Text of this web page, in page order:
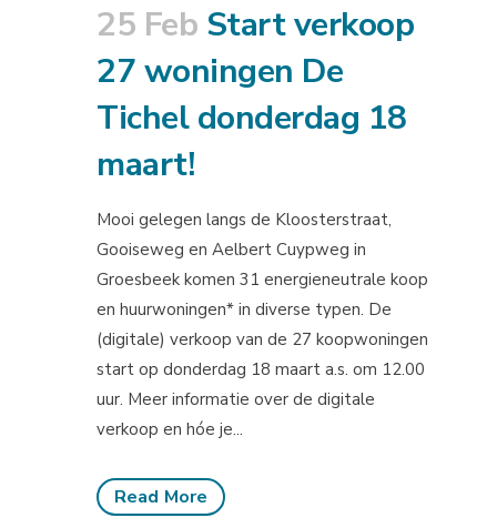
25 Feb Start verkoop
27 woningen De
Tichel donderdag 18
maart!
Mooi gelegen langs de Kloosterstraat,
Gooiseweg en Aelbert Cuypweg in
Groesbeek komen 31 energieneutrale koop
en huurwoningen* in diverse typen. De
(digitale) verkoop van de 27 koopwoningen
start op donderdag 18 maart a.s. om 12.00
uur. Meer informatie over de digitale
verkoop en hóe je...
Read More